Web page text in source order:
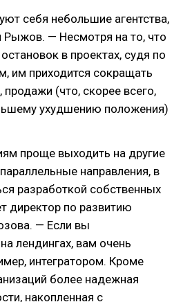
себя небольшие агентства,
— Несмотря на то, что
в проектах, судя по
им приходится сокращать
продажи (что, скорее всего,
ухудшению положения)
проще выходить на другие
направления, в
разработкой собственных
директор по развитию
— Если вы
лендингах, вам очень
интегратором. Кроме
более надежная
накопленная с